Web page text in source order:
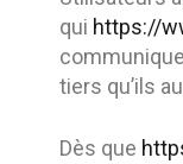
qui https://
tiers qu’ils
Dès que